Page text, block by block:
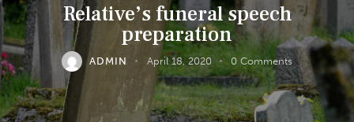
Relative’s funeral speech
preparation
ADMIN April 18, 2020 0 Comments